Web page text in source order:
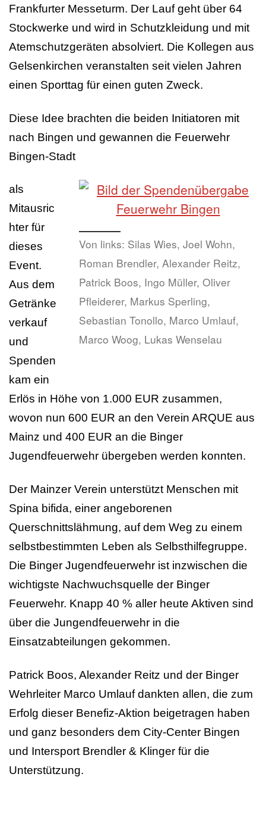
Frankfurter Messeturm. Der Lauf geht über 64
Stockwerke und wird in Schutzkleidung und mit
Atemschutzgeräten absolviert. Die Kollegen aus
Gelsenkirchen veranstalten seit vielen Jahren
einen Sporttag für einen guten Zweck.
Diese Idee brachten die beiden Initiatoren mit
nach Bingen und gewannen die Feuerwehr
Bingen-Stadt
Von links: Silas Wies, Joel Wohn,
Roman Brendler, Alexander Reitz,
Patrick Boos, Ingo Müller, Oliver
Pfleiderer, Markus Sperling,
Sebastian Tonollo, Marco Umlauf,
Marco Woog, Lukas Wenselau
als
Mitausric
hter für
dieses
Event.
Aus dem
Getränke
verkauf
und
Spenden
kam ein
Erlös in Höhe von 1.000 EUR zusammen,
wovon nun 600 EUR an den Verein ARQUE aus
Mainz und 400 EUR an die Binger
Jugendfeuerwehr übergeben werden konnten.
Der Mainzer Verein unterstützt Menschen mit
Spina bifida, einer angeborenen
Querschnittslähmung, auf dem Weg zu einem
selbstbestimmten Leben als Selbsthilfegruppe.
Die Binger Jugendfeuerwehr ist inzwischen die
wichtigste Nachwuchsquelle der Binger
Feuerwehr. Knapp 40 % aller heute Aktiven sind
über die Jungendfeuerwehr in die
Einsatzabteilungen gekommen.
Patrick Boos, Alexander Reitz und der Binger
Wehrleiter Marco Umlauf dankten allen, die zum
Erfolg dieser Benefiz-Aktion beigetragen haben
und ganz besonders dem City-Center Bingen
und Intersport Brendler & Klinger für die
Unterstützung.